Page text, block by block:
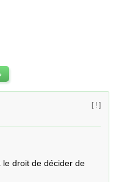
[ ! ]
droit de décider de